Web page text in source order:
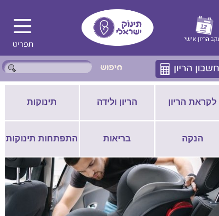
לקראת הריון הריון ולידה תינוקות
הנקה בריאות התפתחות תינוקות